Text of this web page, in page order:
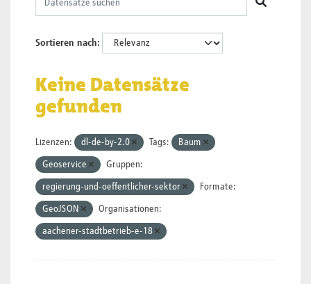
Sortieren nach
Keine Datensätze
gefunden
Lizenzen: dl-de-by-2.0 Tags: Baum
Geoservice Gruppen:
regierung-und-oeffentlicher-sektor Formate:
GeoJSON Organisationen:
aachener-stadtbetrieb-e-18